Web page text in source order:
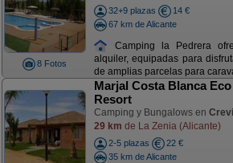
8 Fotos
32+9 plazas
14 €
67 km de Alicante
Camping la Pedrera
alquiler, equipadas para
de amplias parcelas para
Marjal Costa Blanca
Resort
Camping y Bungalows en
29 km de La Zenia (Alicante)
2-5 plazas
22 €
35 km de Alicante